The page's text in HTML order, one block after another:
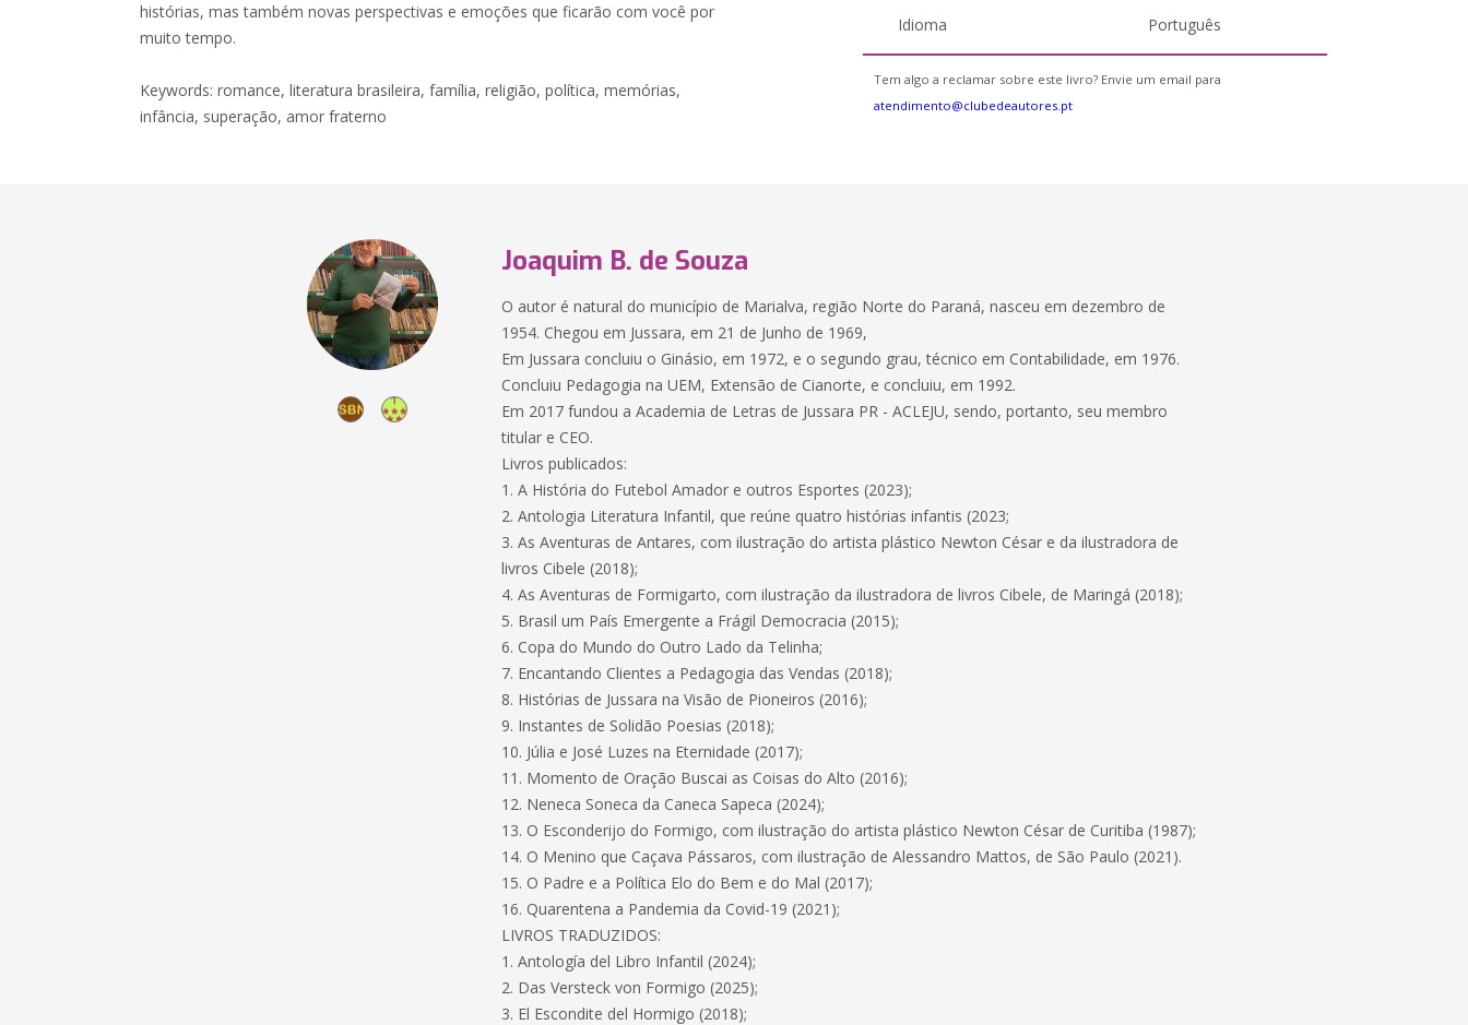
histórias, mas também novas perspectivas e emoções que ficarão com você por
muito tempo.
Keywords: romance, literatura brasileira, família, religião, política, memórias,
infância, superação, amor fraterno
Idioma Português
Tem algo a reclamar sobre este livro? Envie um email para
atendimento@clubedeautores.pt
Joaquim B. de Souza
O autor é natural do município de Marialva, região Norte do Paraná, nasceu em dezembro de
1954. Chegou em Jussara, em 21 de Junho de 1969,
Em Jussara concluiu o Ginásio, em 1972, e o segundo grau, técnico em Contabilidade, em 1976.
Concluiu Pedagogia na UEM, Extensão de Cianorte, e concluiu, em 1992.
Em 2017 fundou a Academia de Letras de Jussara PR - ACLEJU, sendo, portanto, seu membro
titular e CEO.
Livros publicados:
1. A História do Futebol Amador e outros Esportes (2023);
2. Antologia Literatura Infantil, que reúne quatro histórias infantis (2023;
3. As Aventuras de Antares, com ilustração do artista plástico Newton César e da ilustradora de
livros Cibele (2018);
4. As Aventuras de Formigarto, com ilustração da ilustradora de livros Cibele, de Maringá (2018);
5. Brasil um País Emergente a Frágil Democracia (2015);
6. Copa do Mundo do Outro Lado da Telinha;
7. Encantando Clientes a Pedagogia das Vendas (2018);
8. Histórias de Jussara na Visão de Pioneiros (2016);
9. Instantes de Solidão Poesias (2018);
10. Júlia e José Luzes na Eternidade (2017);
11. Momento de Oração Buscai as Coisas do Alto (2016);
12. Neneca Soneca da Caneca Sapeca (2024);
13. O Esconderijo do Formigo, com ilustração do artista plástico Newton César de Curitiba (1987);
14. O Menino que Caçava Pássaros, com ilustração de Alessandro Mattos, de São Paulo (2021).
15. O Padre e a Política Elo do Bem e do Mal (2017);
16. Quarentena a Pandemia da Covid-19 (2021);
LIVROS TRADUZIDOS:
1. Antología del Libro Infantil (2024);
2. Das Versteck von Formigo (2025);
3. El Escondite del Hormigo (2018);